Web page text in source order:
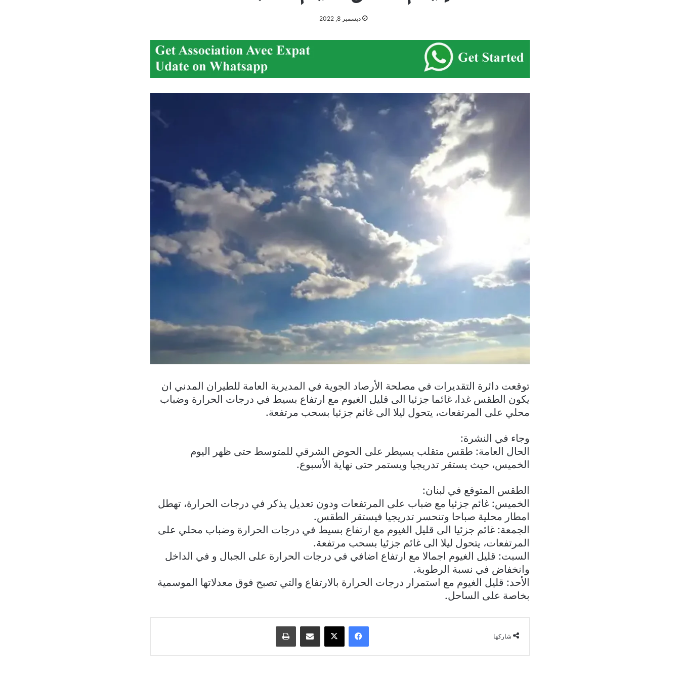
ديسمبر 8, 2022
توقعت دائرة التقديرات في مصلحة الأرصاد الجوية في المديرية العامة للطيران المدني ان
يكون الطقس غدا، غائما جزئيا الى قليل الغيوم مع ارتفاع بسيط في درجات الحرارة وضباب
محلي على المرتفعات، يتحول ليلا الى غائم جزئيا بسحب مرتفعة.
وجاء في النشرة:
الحال العامة: طقس متقلب يسيطر على الحوض الشرقي للمتوسط حتى ظهر اليوم
الخميس، حيث يستقر تدريجيا ويستمر حتى نهاية الأسبوع.
الطقس المتوقع في لبنان:
الخميس: غائم جزئيا مع ضباب على المرتفعات ودون تعديل يذكر في درجات الحرارة، تهطل
امطار محلية صباحا وتنحسر تدريجيا فيستقر الطقس.
الجمعة: غائم جزئيا الى قليل الغيوم مع ارتفاع بسيط في درجات الحرارة وضباب محلي على
المرتفعات، يتحول ليلا الى غائم جزئيا بسحب مرتفعة.
السبت: قليل الغيوم اجمالا مع ارتفاع اضافي في درجات الحرارة على الجبال و في الداخل
وانخفاض في نسبة الرطوبة.
الأحد: قليل الغيوم مع استمرار درجات الحرارة بالارتفاع والتي تصبح فوق معدلاتها الموسمية
بخاصة على الساحل.
شاركها
فيسبوك ‫X مشاركة عبر البريد طباعة